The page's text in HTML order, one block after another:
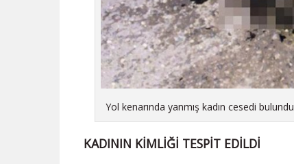
Yol kenarında yanmış kadın cesedi bulundu
KADININ KİMLİĞİ TESPİT EDİLDİ